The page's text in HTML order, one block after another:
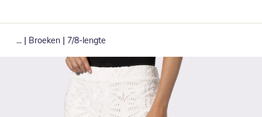
... | Broeken | 7/8-lengte